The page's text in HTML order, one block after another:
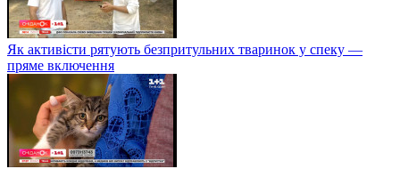
Як активісти рятують безпритульних тваринок у спеку —
пряме включення